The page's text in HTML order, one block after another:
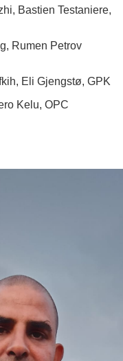
Bastien Testaniere,
Rumen Petrov
Eli Gjengstø, GPK
Kelu, OPC